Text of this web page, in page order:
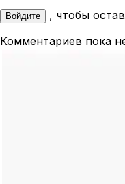
Войдите
, чтобы
Комментариев пока